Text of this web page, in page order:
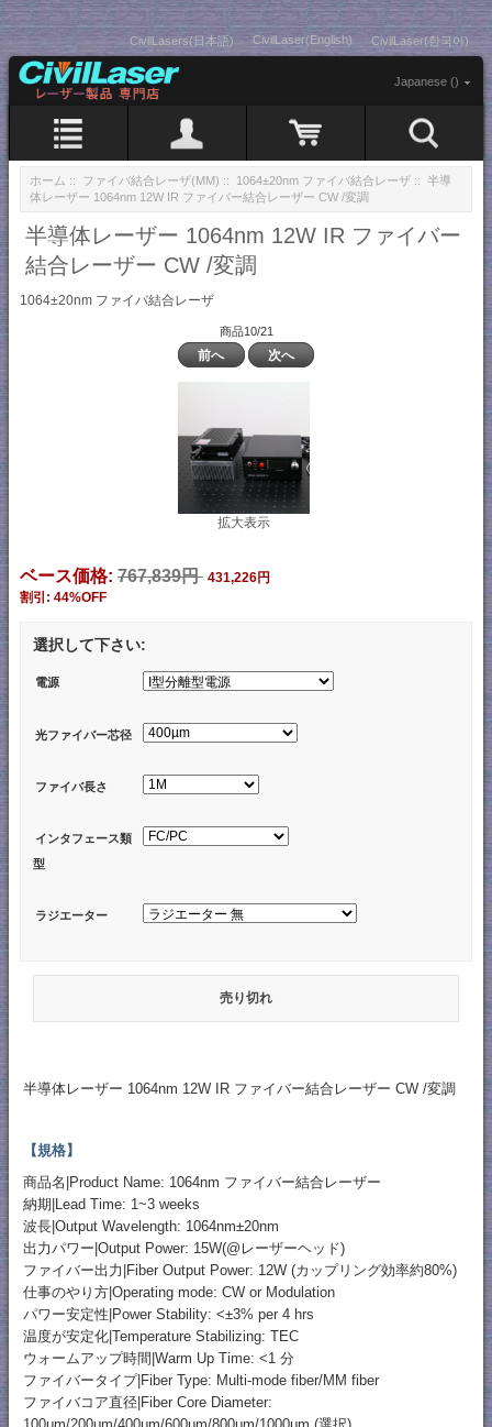
CivilLasers(日本語) CivilLaser(English) CivilLaser(한국어)
Japanese ()
ホーム :: ファイバ結合レーザ(MM) :: 1064±20nm ファイバ結合レーザ :: 半導
体レーザー 1064nm 12W IR ファイバー結合レーザー CW /変調
半導体レーザー 1064nm 12W IR ファイバー
結合レーザー CW /変調
1064±20nm ファイバ結合レーザ
商品10/21
前へ 次へ
拡大表示
ベース価格: 767,839円 431,226円
割引: 44%OFF
選択して下さい:
電源
光ファイバー芯径
ファイバ長さ
インタフェース類
型
ラジエーター
売り切れ
半導体レーザー 1064nm 12W IR ファイバー結合レーザー CW /変調
【規格】
商品名|Product Name: 1064nm ファイバー結合レーザー
納期|Lead Time: 1~3 weeks
波長|Output Wavelength: 1064nm±20nm
出力パワー|Output Power: 15W(@レーザーヘッド)
ファイバー出力|Fiber Output Power: 12W (カップリング効率約80%)
仕事のやり方|Operating mode: CW or Modulation
パワー安定性|Power Stability: <±3% per 4 hrs
温度が安定化|Temperature Stabilizing: TEC
ウォームアップ時間|Warm Up Time: <1 分
ファイバータイプ|Fiber Type: Multi-mode fiber/MM fiber
ファイバコア直径|Fiber Core Diameter: